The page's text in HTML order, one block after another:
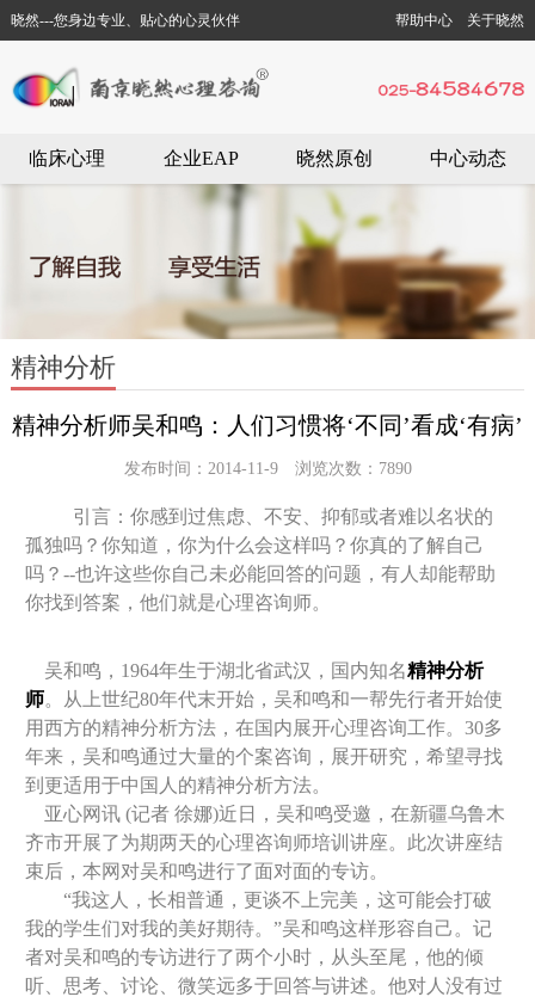
帮助中心 关于晓然
晓然---您身边专业、贴心的心灵伙伴
临床心理 企业EAP 晓然原创 中心动态
精神分析
精神分析师吴和鸣：人们习惯将‘不同’看成‘有病’
发布时间：2014-11-9 浏览次数：7890
引言：你感到过焦虑、不安、抑郁或者难以名状的
孤独吗？你知道，你为什么会这样吗？你真的了解自己
吗？--也许这些你自己未必能回答的问题，有人却能帮助
你找到答案，他们就是心理咨询师。
吴和鸣，1964年生于湖北省武汉，国内知名精神分析
师。从上世纪80年代末开始，吴和鸣和一帮先行者开始使
用西方的精神分析方法，在国内展开心理咨询工作。30多
年来，吴和鸣通过大量的个案咨询，展开研究，希望寻找
到更适用于中国人的精神分析方法。
亚心网讯 (记者 徐娜)近日，吴和鸣受邀，在新疆乌鲁木
齐市开展了为期两天的心理咨询师培训讲座。此次讲座结
束后，本网对吴和鸣进行了面对面的专访。
“我这人，长相普通，更谈不上完美，这可能会打破
我的学生们对我的美好期待。”吴和鸣这样形容自己。记
者对吴和鸣的专访进行了两个小时，从头至尾，他的倾
听、思考、讨论、微笑远多于回答与讲述。他对人没有过